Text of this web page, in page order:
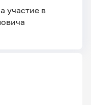
участие в